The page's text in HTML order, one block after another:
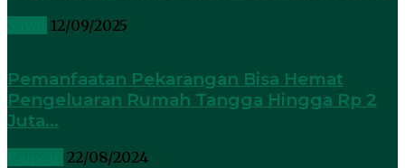
12/09/2025
Pemanfaatan Pekarangan Bisa Hemat
Pengeluaran Rumah Tangga Hingga Rp 2
Juta...
22/08/2024